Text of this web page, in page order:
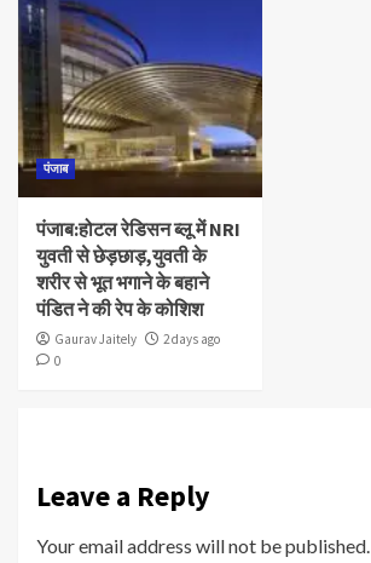
पंजाब
पंजाब:होटल रेडिसन ब्लू में NRI
युवती से छेड़छाड़,युवती के
शरीर से भूत भगाने के बहाने
पंडित ने की रेप के कोशिश
Gaurav Jaitely
2 days ago
0
Leave a Reply
Your email address will not be published.